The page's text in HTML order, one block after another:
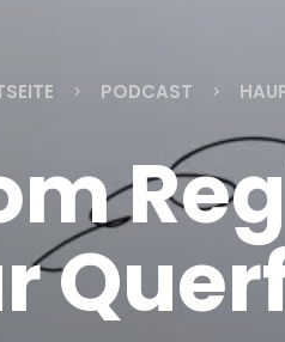
keyboard_arrow_right PODCAST keyboard_arrow_right